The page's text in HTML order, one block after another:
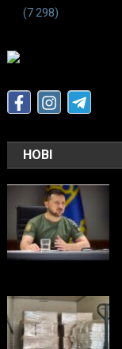
(7 298)
НОВІ